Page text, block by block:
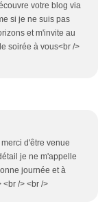
votre blog via
si je ne suis pas
et m'invite au
soirée à vous<br />
d'être venue
je ne m'appelle
journée et à
<br /> <br />